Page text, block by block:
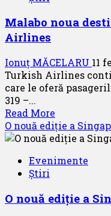
–
pentru
PNG
Air
zi
de
Air
Malabo noua
Airlines
Ionuț MĂCELARU 11
Turkish Airlines
care le oferă
319 –...
Read More
more
about
noua
companiei
O nouă ediție a
Evenimente
Știri
O nouă ediție a